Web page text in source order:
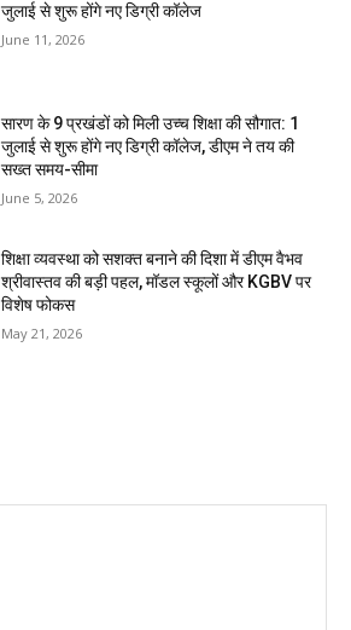
जुलाई से शुरू होंगे नए डिग्री कॉलेज
June 11, 2026
सारण के 9 प्रखंडों को मिली उच्च शिक्षा की सौगात: 1
जुलाई से शुरू होंगे नए डिग्री कॉलेज, डीएम ने तय की
सख्त समय-सीमा
June 5, 2026
शिक्षा व्यवस्था को सशक्त बनाने की दिशा में डीएम वैभव
श्रीवास्तव की बड़ी पहल, मॉडल स्कूलों और KGBV पर
विशेष फोकस
May 21, 2026